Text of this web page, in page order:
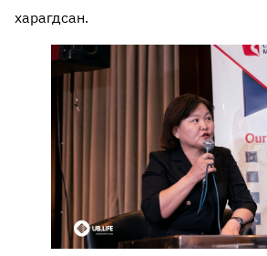
харагдсан.